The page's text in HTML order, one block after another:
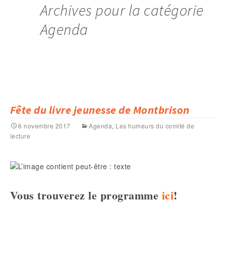
Archives pour la catégorie
Agenda
Fête du livre jeunesse de Montbrison
6 novembre 2017 Agenda, Les humeurs du comité de
lecture
Vous trouverez le programme ici!